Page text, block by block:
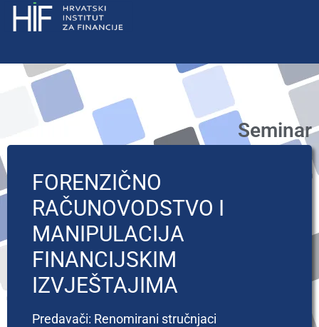
Seminar
FORENZIČNO
RAČUNOVODSTVO I
MANIPULACIJA
FINANCIJSKIM
IZVJEŠTAJIMA
Predavači: Renomirani stručnjaci